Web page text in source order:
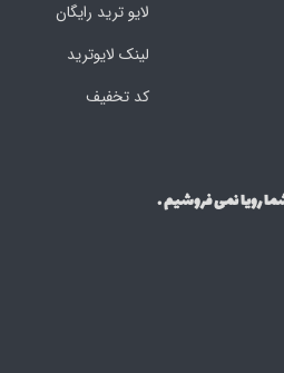
لایو ترید رایگان
لینک لایوترید
کد تخفیف
رویا نمی فروشیم .